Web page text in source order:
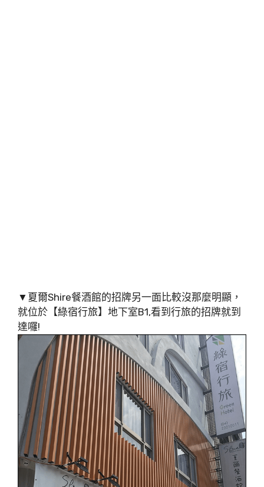
▼夏爾Shire餐酒館的招牌另一面比較沒那麼明顯，
就位於【綠宿行旅】地下室B1,看到行旅的招牌就到
達囉!